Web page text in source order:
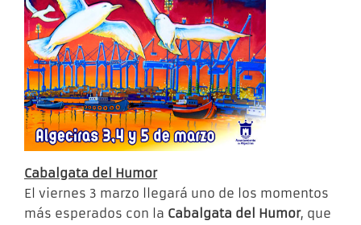
Cabalgata del Humor
El viernes 3 marzo llegará uno de los momentos
más esperados con la Cabalgata del Humor, que